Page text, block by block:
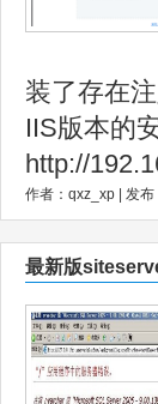
装了存在
IIS版本的
http://
作者：qxz_xp | 发
最新版